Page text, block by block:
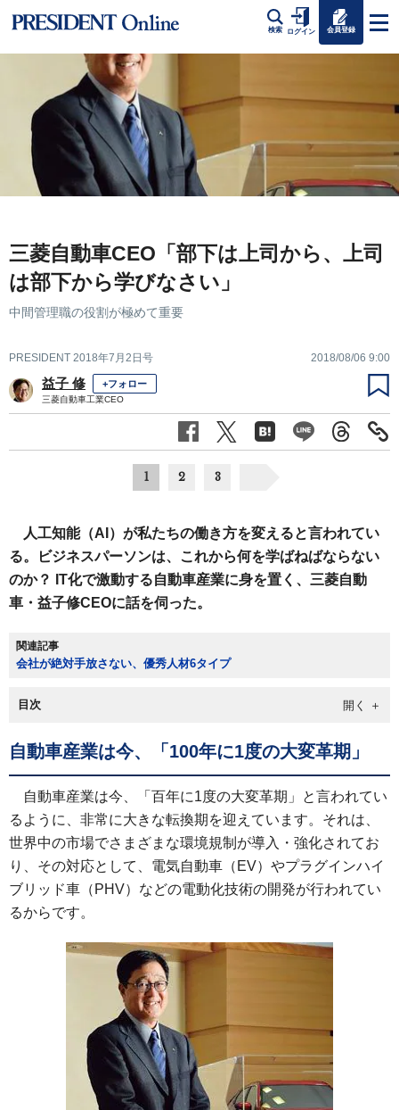
検索 ログイン 会員登録
三菱自動車CEO「部下は上司から、上司
は部下から学びなさい」
中間管理職の役割が極めて重要
PRESIDENT 2018年7月2日号 2018/08/06 9:00
益子 修 +フォロー
三菱自動車工業CEO
1 2 3
人工知能（AI）が私たちの働き方を変えると言われてい
る。ビジネスパーソンは、これから何を学ばねばならない
のか？ IT化で激動する自動車産業に身を置く、三菱自動
車・益子修CEOに話を伺った。
関連記事
会社が絶対手放さない、優秀人材6タイプ
目次
自動車産業は今、「100年に1度の大変革期」
自動車産業は今、「百年に1度の大変革期」と言われてい
るように、非常に大きな転換期を迎えています。それは、
世界中の市場でさまざまな環境規制が導入・強化されてお
り、その対応として、電気自動車（EV）やプラグインハイ
ブリッド車（PHV）などの電動化技術の開発が行われてい
るからです。